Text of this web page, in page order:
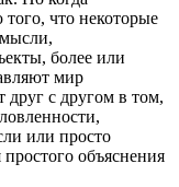
что некоторые
более или
мир
друг с другом в том,
или просто
простого объяснения